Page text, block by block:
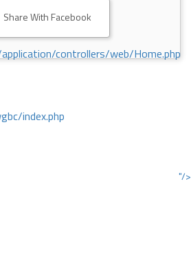
controllers/web/Home.php
index.php
"/>
Share With Facebook